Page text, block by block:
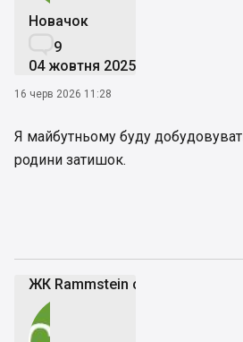
Новачок
9
04 жовтня 2025
16 черв 2026 11:28
Я майбутньому буду
родини затишок.
ЖК Rammstein city 🌆